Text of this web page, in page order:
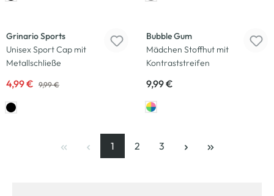
Grinario Sports
Unisex Sport Cap mit
Metallschließe
4,99 € 9,99 €
Bubble Gum
Mädchen Stoffhut mit
Kontraststreifen
9,99 €
Seite
1
, aktuelle Seite
Seite
2
Seite
3